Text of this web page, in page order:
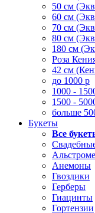
50 см
60 см
70 см
80 см
180 см
Роза
42 см
до 1000 р
1000 -
1500 -
больше
Букеты
Все
Анемоны
Гвоздики
Герберы
Гиацинты
Гортензии